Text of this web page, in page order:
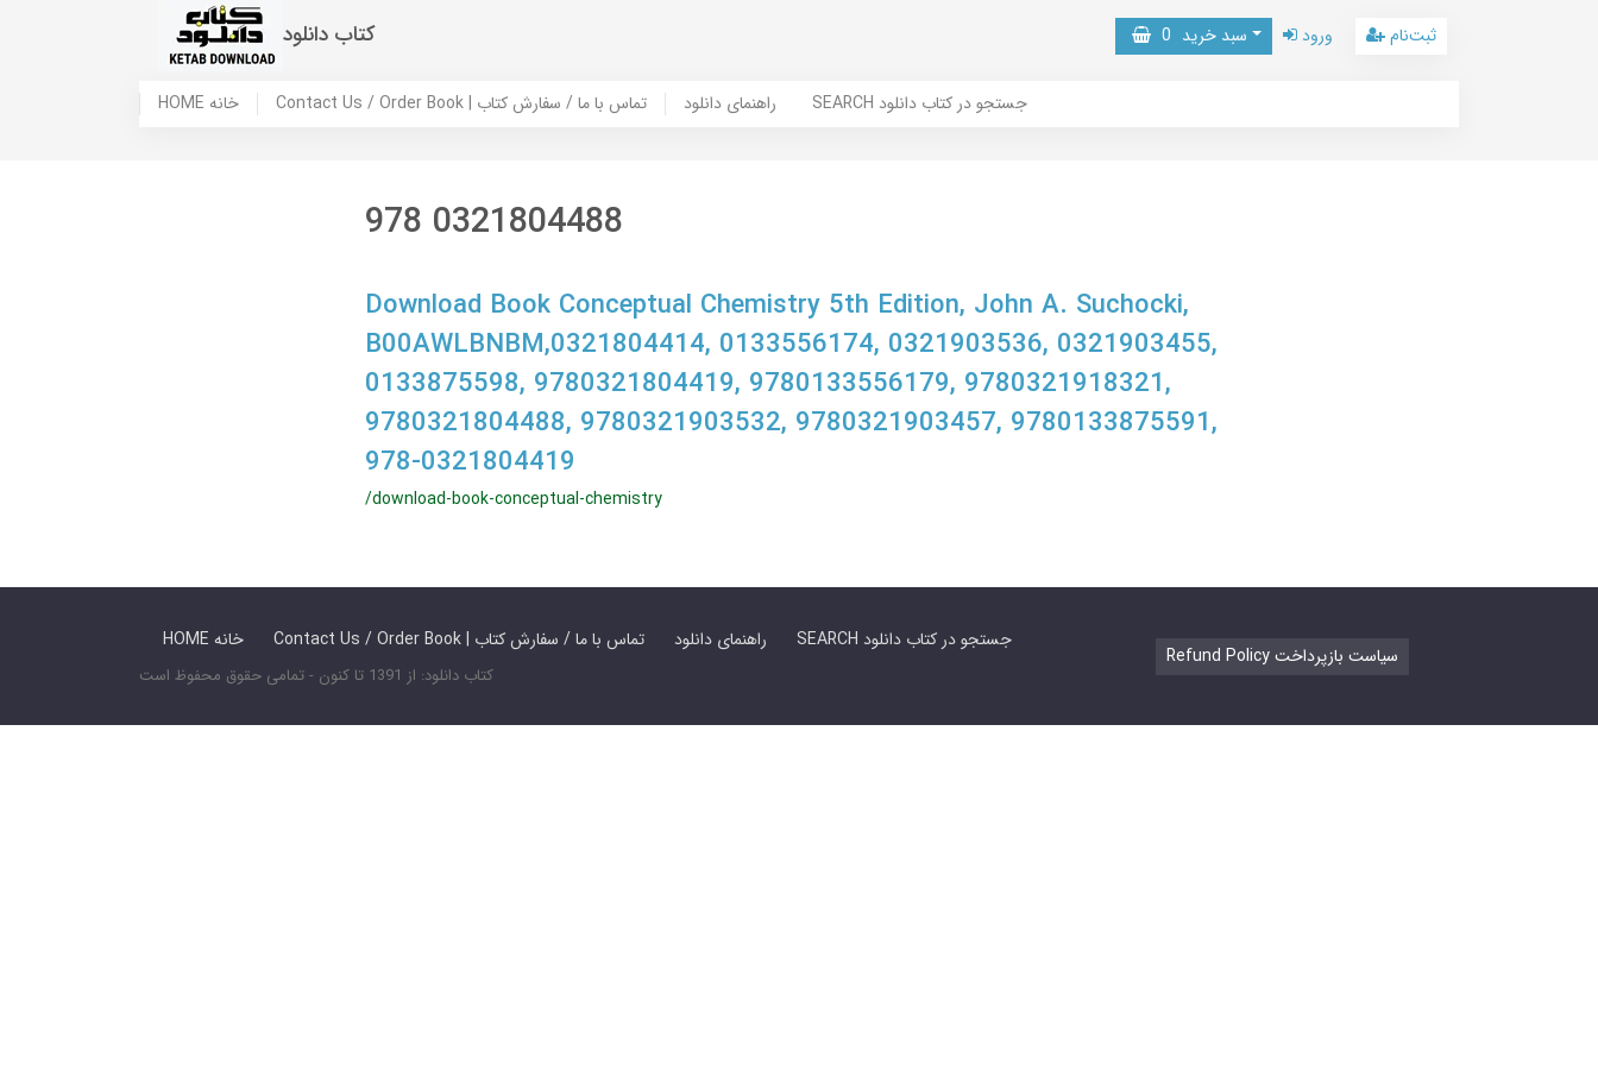
کتاب دانلود سبد خرید 0 ورود ثبت‌نام
HOME خانه Contact Us / Order Book | تماس با ما / سفارش کتاب راهنمای دانلود SEARCH جستجو در کتاب دانلود
978 0321804488
Download Book Conceptual Chemistry 5th Edition, John A. Suchocki,
B00AWLBNBM,0321804414, 0133556174, 0321903536, 0321903455,
0133875598, 9780321804419, 9780133556179, 9780321918321,
9780321804488, 9780321903532, 9780321903457, 9780133875591,
978-0321804419
/download-book-conceptual-chemistry
HOME خانه Contact Us / Order Book | تماس با ما / سفارش کتاب راهنمای دانلود SEARCH جستجو در کتاب دانلود
کتاب دانلود: از 1391 تا کنون - تمامی حقوق محفوظ است
Refund Policy سیاست بازپرداخت